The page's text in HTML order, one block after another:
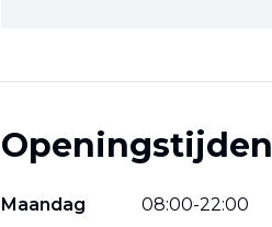
Openingstijden
Maandag 08:00-22:00